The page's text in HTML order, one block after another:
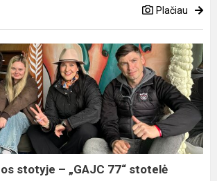
Plačiau
stotyje – „GAJC 77“ stotelė